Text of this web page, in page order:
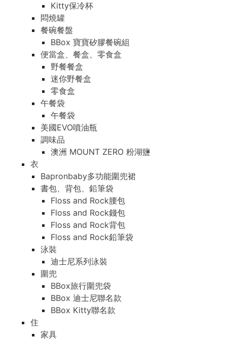
Kitty保冷杯
悶燒罐
餐碗餐盤
BBox 寶寶矽膠餐碗組
便當盒、餐盒、零食盒
野餐餐盒
迷你野餐盒
零食盒
午餐袋
午餐袋
美國EVO噴油瓶
調味品
澳洲 MOUNT ZERO 粉湖鹽
衣
Bapronbaby多功能圍兜裙
書包、背包、鉛筆袋
Floss and Rock腰包
Floss and Rock錢包
Floss and Rock背包
Floss and Rock鉛筆袋
泳裝
迪士尼系列泳裝
圍兜
BBox旅行圍兜袋
BBox 迪士尼聯名款
BBox Kitty聯名款
住
家具